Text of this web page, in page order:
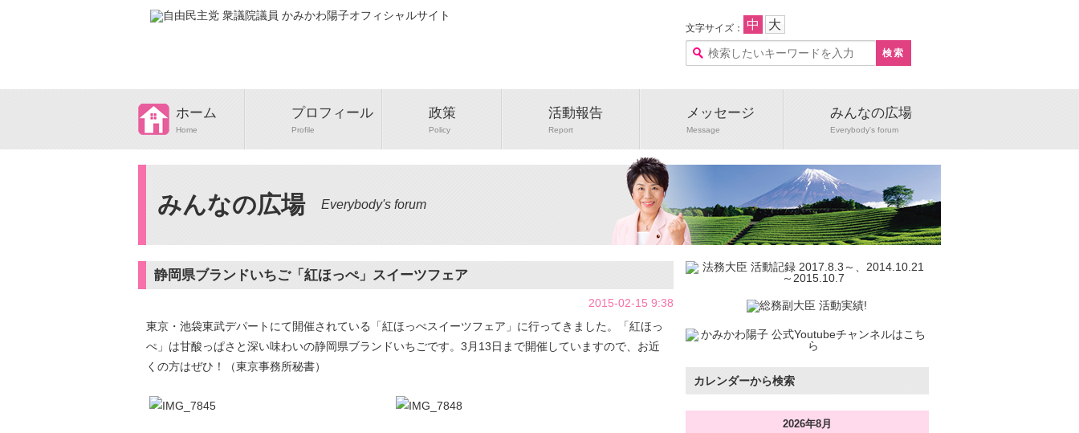
文字サイズ： 中 大
ホーム
Home
プロフィール
Profile
政策
Policy
活動報告
Report
メッセージ
Message
みんなの広場
Everybody's forum
みんなの広場 Everybody's forum
静岡県ブランドいちご「紅ほっぺ」スイーツフェア
2015-02-15 9:38
東京・池袋東武デパートにて開催されている「紅ほっぺスイーツフェア」に行ってきました。「紅ほっ
ぺ」は甘酸っぱさと深い味わいの静岡県ブランドいちごです。3月13日まで開催していますので、お近
くの方はぜひ！（東京事務所秘書）
カレンダーから検索
2026年8月